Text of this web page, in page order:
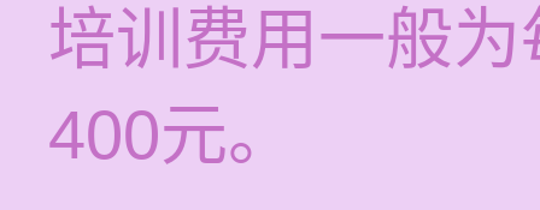
培训费用一般
400元。